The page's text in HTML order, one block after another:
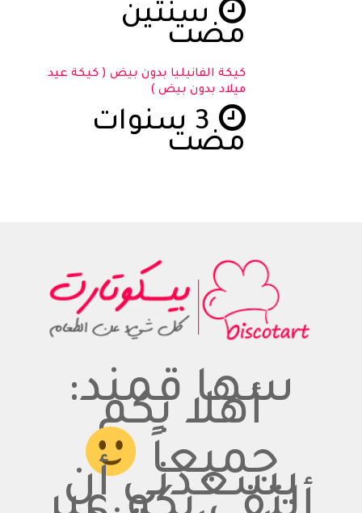
سنتين
مضت
كيكة الفانيليا بدون بيض ( كيكة عيد
ميلاد بدون بيض )
3 سنوات
مضت
سها قمند:
أهلا بكم
جميعاً
يسعدني أن